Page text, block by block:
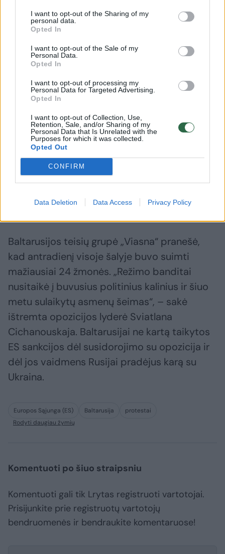
I want to opt-out of the Sharing of my
personal data.
Opted In
I want to opt-out of the Sale of my
Personal Data.
Opted In
I want to opt-out of processing my
Personal Data for Targeted Advertising.
Opted In
I want to opt-out of Collection, Use,
Retention, Sale, and/or Sharing of my
Personal Data that Is Unrelated with the
Purposes for which it was collected.
Opted Out
CONFIRM
Data Deletion Data Access Privacy Policy
Susiję straipsniai
Baltarusijoje mirė dar vienas
politinis kalinys: išgabentas į
ligoninę, kai jau nebuvo
galima padėti
Baltarusijos teisių grupė „Viasna“ pranešė,
kad antradienį visoje šalyje buvo suimti
mažiausiai 24 žmonės. „Režimo banditai
nusitaikė į buvusius politinius kalinius ir šiuo
metu sulaikytų asmenų šeimas“, – sakė
ištremta opozicijos lyderė Sviatlana
Cichanouskaja. Baltarusijai ne kartą taikytos
ES sankcijos dėl susidorojimo su opozicija ir
dėl jos vaidmens Rusijai pradėjus karą su
Ukraina.
Europos Sąjunga (ES) Baltarusija
protestai
Rodyti daugiau žymių
Komentuoti po šiuo straipsniu
Komentuoti gali tik Lrytas registruoti vartotojai.
Prisijunkite prie registruotų vartotojų
bendruomenės ir bendraukite komentaruose!